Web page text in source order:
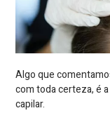
Algo que
com toda certeza, é
capilar.